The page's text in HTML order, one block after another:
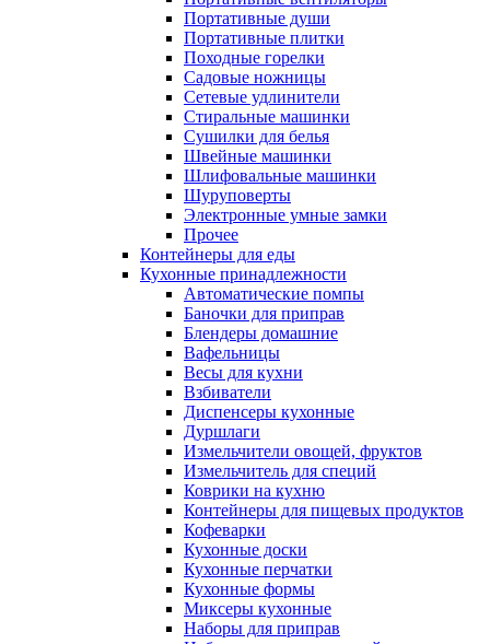
Портативные души
Портативные плитки
Походные горелки
Садовые ножницы
Сетевые удлинители
Стиральные машинки
Сушилки для белья
Швейные машинки
Шлифовальные машинки
Шуруповерты
Электронные умные замки
Прочее
Контейнеры для еды
Кухонные принадлежности
Автоматические помпы
Баночки для приправ
Блендеры домашние
Вафельницы
Весы для кухни
Взбиватели
Диспенсеры кухонные
Дуршлаги
Измельчители овощей, фруктов
Измельчитель для специй
Коврики на кухню
Контейнеры для пищевых продуктов
Кофеварки
Кухонные доски
Кухонные перчатки
Кухонные формы
Миксеры кухонные
Наборы для приправ